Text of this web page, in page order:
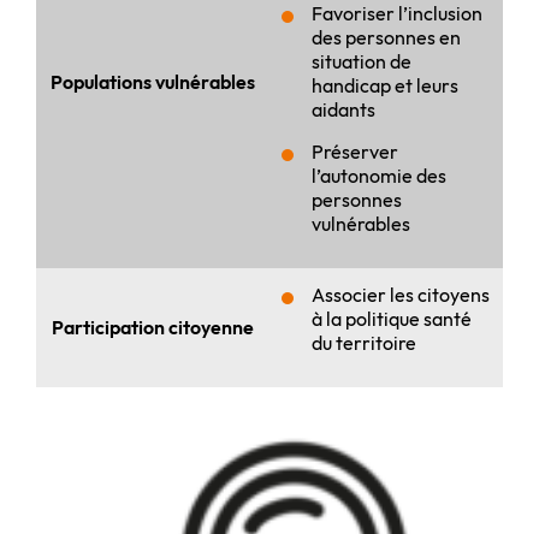
Populations vulnérables
Favoriser l’inclusion
des personnes en
situation de
handicap et leurs
aidants
Préserver
l’autonomie des
personnes
vulnérables
Participation citoyenne
Associer les citoyens
à la politique santé
du territoire